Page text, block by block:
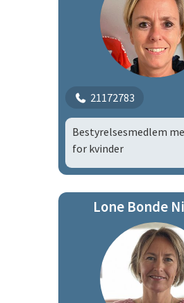
21172783
Bestyrelsesmedlem
for kvinder
Lone Bonde